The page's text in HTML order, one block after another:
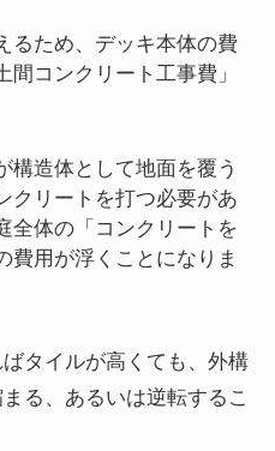
るため、デッキ本体の費
コンクリート工事費」
構造体として地面を覆う
クリートを打つ必要があ
全体の「コンクリートを
費用が浮くことになりま
タイルが高くても、外構
る、あるいは逆転するこ